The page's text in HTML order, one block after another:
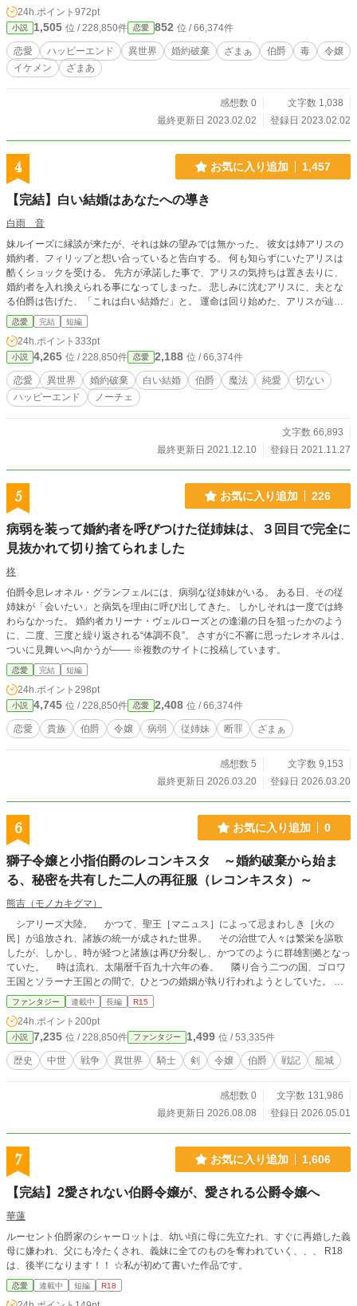
24h.ポイント 972pt
小説 1,505 位 / 228,850件 恋愛 852 位 / 66,374件
恋愛 ハッピーエンド 異世界 婚約破棄 ざまぁ 伯爵 毒
令嬢
イケメン
ざまあ
感想数 0
文字数 1,038
最終更新日 2023.02.02
登録日 2023.02.02
4 お気に入り追加 1,457
【完結】白い結婚はあなたへの導き
白雨 音
妹ルイーズに縁談が来たが、それは妹の望みでは無かった。 彼女は姉アリスの
婚約者、フィリップと想い合っていると告白する。 何も知らずにいたアリスは
酷くショックを受ける。 先方が承諾した事で、アリスの気持ちは置き去りに、
婚約者を入れ換えられる事になってしまった。 悲しみに沈むアリスに、夫とな
る伯爵は告げた、「これは白い結婚だ」と。 運命は回り始めた、アリスが辿り
着く先とは… ◇異世界：短編１６話《完結しました》
恋愛 完結 短編
24h.ポイント 333pt
小説 4,265 位 / 228,850件 恋愛 2,188 位 / 66,374件
恋愛 異世界 婚約破棄 白い結婚 伯爵 魔法 純愛
切ない
ハッピーエンド
ノーチェ
文字数 66,893
最終更新日 2021.12.10
登録日 2021.11.27
5 お気に入り追加 226
病弱を装って婚約者を呼びつけた従姉妹は、３回目で完全に
見抜かれて切り捨てられました
柊
伯爵令息レオネル・グランフェルには、病弱な従姉妹がいる。 ある日、その従
姉妹が「会いたい」と病気を理由に呼び出してきた。 しかしそれは一度では終
わらなかった。 婚約者カリーナ・ヴェルローズとの逢瀬の日を狙ったかのよう
に、二度、三度と繰り返される“体調不良”。 さすがに不審に思ったレオネルは、
ついに見舞いへ向かうが―― ※複数のサイトに投稿しています。
恋愛 完結 短編
24h.ポイント 298pt
小説 4,745 位 / 228,850件 恋愛 2,408 位 / 66,374件
恋愛 貴族 伯爵 令嬢 病弱 従姉妹 断罪 ざまぁ
感想数 5
文字数 9,153
最終更新日 2026.03.20
登録日 2026.03.20
6 お気に入り追加 0
獅子令嬢と小指伯爵のレコンキスタ ～婚約破棄から始ま
る、秘密を共有した二人の再征服（レコンキスタ）～
熊吉（モノカキグマ）
シアリーズ大陸。 かつて、聖王［マニュス］によって忌まわしき［火の
民］が追放され、諸族の統一が成された世界。 その治世で人々は繁栄を謳歌
したが、しかし、時が経つと諸族は再び分裂し、かつてのように群雄割拠となっ
ていた。 時は流れ、太陽暦千百九十六年の春。 隣り合う二つの国、ゴロワ
王国とソラーナ王国との間で、ひとつの婚姻が執り行われようとしていた。
いわゆる、政略結婚。 両国の同盟関係をより強固にするため、それぞれの国
王の命令によって二つの伯爵家が結ばれることとなった。 ゴロワ王国のジル
ベール伯爵家と、ソラーナ王国のリンセ伯爵家。 互いに王に仕える臣下の
身。 この話を断ることなどできるはずもなく、約束の期日通りに婚姻は遂行
されなければならない。 そうして嫁ぐこととなったのは、ジルベール伯爵家
令嬢・リアーヌ。 物心ついた時にはすでに、この婚姻は決まっていた。 自
逆らうことなく、その中でできるだけ大きな自身の幸福を見つけようと決めてい
た彼女は、懐かしい家族や人々に見送られて故郷を旅立った。 これから、い
るはずのリンセ伯爵・エリアスだった。 「君との婚約を、……破棄したい」
そこで告げられたのは、そんな言葉。 その時から、伯爵令嬢・リアーヌと、
小指伯爵・エリアスの、波乱の物語が始まる———。 ──────────────
────────────────────────── ※本作は、小説投稿サイト［カクヨ
ム］からの転載作品です ２０２５年のコンテストに応募し、中間選考に残っ
金・土・日の週三日の日程で投稿していきます お楽しみいただけますと幸
いです (*- -)(*_ _)ペコリ
ファンタジー 連載中 長編 R15
24h.ポイント 200pt
小説 7,235 位 / 228,850件 ファンタジー 1,499 位 / 53,335件
歴史 中世 戦争 異世界 騎士 剣 令嬢 伯爵 戦記 籠城
感想数 0
文字数 131,986
最終更新日 2026.08.08
登録日 2026.05.01
7 お気に入り追加 1,606
【完結】2愛されない伯爵令嬢が、愛される公爵令嬢へ
華蓮
ルーセント伯爵家のシャーロットは、幼い頃に母に先立たれ、すぐに再婚した義
母に嫌われ、父にも冷たくされ、義妹に全てのものを奪われていく、、、 R18
は、後半になります！！ ☆私が初めて書いた作品です。
恋愛 連載中 短編 R18